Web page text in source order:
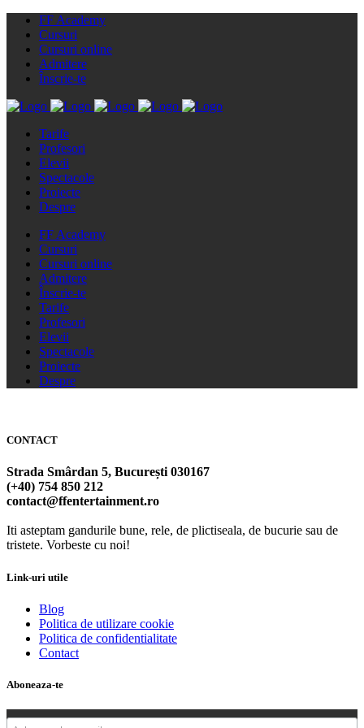
FF Academy
Cursuri
Cursuri online
Admitere
Înscrie-te
Tarife
Profesori
Elevii
Spectacole
Proiecte
Despre
FF Academy
Cursuri
Cursuri online
Admitere
Înscrie-te
Tarife
Profesori
Elevii
Spectacole
Proiecte
Despre
CONTACT
Strada Smârdan 5, București 030167
(+40) 754 850 212
contact@ffentertainment.ro
Iti asteptam gandurile bune, rele, de plictiseala, de bucurie sau de
tristete. Vorbeste cu noi!
Link-uri utile
Blog
Politica de utilizare cookie
Politica de confidentialitate
Contact
Aboneaza-te